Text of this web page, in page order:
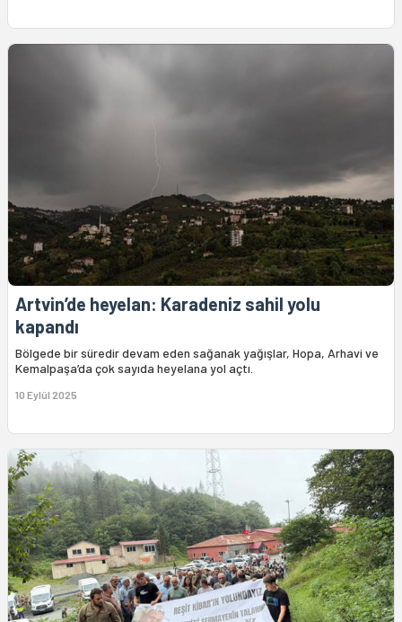
Artvin’de heyelan: Karadeniz sahil yolu
kapandı
Bölgede bir süredir devam eden sağanak yağışlar, Hopa, Arhavi ve
Kemalpaşa’da çok sayıda heyelana yol açtı.
10 Eylül 2025